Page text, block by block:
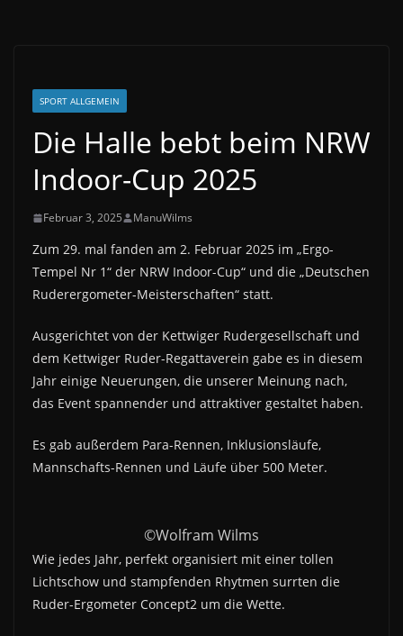
SPORT ALLGEMEIN
Die Halle bebt beim NRW
Indoor-Cup 2025
Februar 3, 2025 ManuWilms
Zum 29. mal fanden am 2. Februar 2025 im „Ergo-
Tempel Nr 1“ der NRW Indoor-Cup“ und die „Deutschen
Ruderergometer-Meisterschaften“ statt.
Ausgerichtet von der Kettwiger Rudergesellschaft und
dem Kettwiger Ruder-Regattaverein gabe es in diesem
Jahr einige Neuerungen, die unserer Meinung nach,
das Event spannender und attraktiver gestaltet haben.
Es gab außerdem Para-Rennen, Inklusionsläufe,
Mannschafts-Rennen und Läufe über 500 Meter.
©Wolfram Wilms
Wie jedes Jahr, perfekt organisiert mit einer tollen
Lichtschow und stampfenden Rhytmen surrten die
Ruder-Ergometer Concept2 um die Wette.